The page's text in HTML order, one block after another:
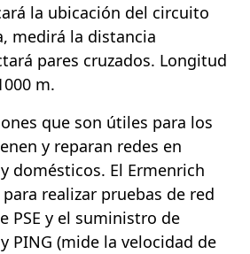
la ubicación del circuito
medirá la distancia
pares cruzados. Longitud
m.
que son útiles para los
y reparan redes en
domésticos. El Ermenrich
realizar pruebas de red
PSE y el suministro de
PING (mide la velocidad de